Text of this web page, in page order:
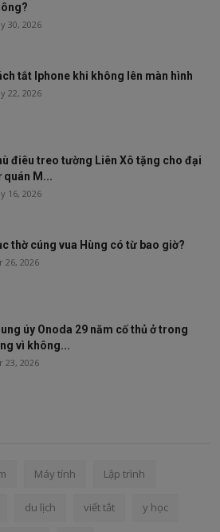
30, 2026
tắt Iphone khi không lên màn hình
22, 2026
điêu treo tường Liên Xô tặng cho đại
quán M...
16, 2026
thờ cúng vua Hùng có từ bao giờ?
26, 2026
úy Onoda 29 năm cố thủ ở trong
vì không...
23, 2026
Máy tính Lập trình
du lịch viết tắt y học